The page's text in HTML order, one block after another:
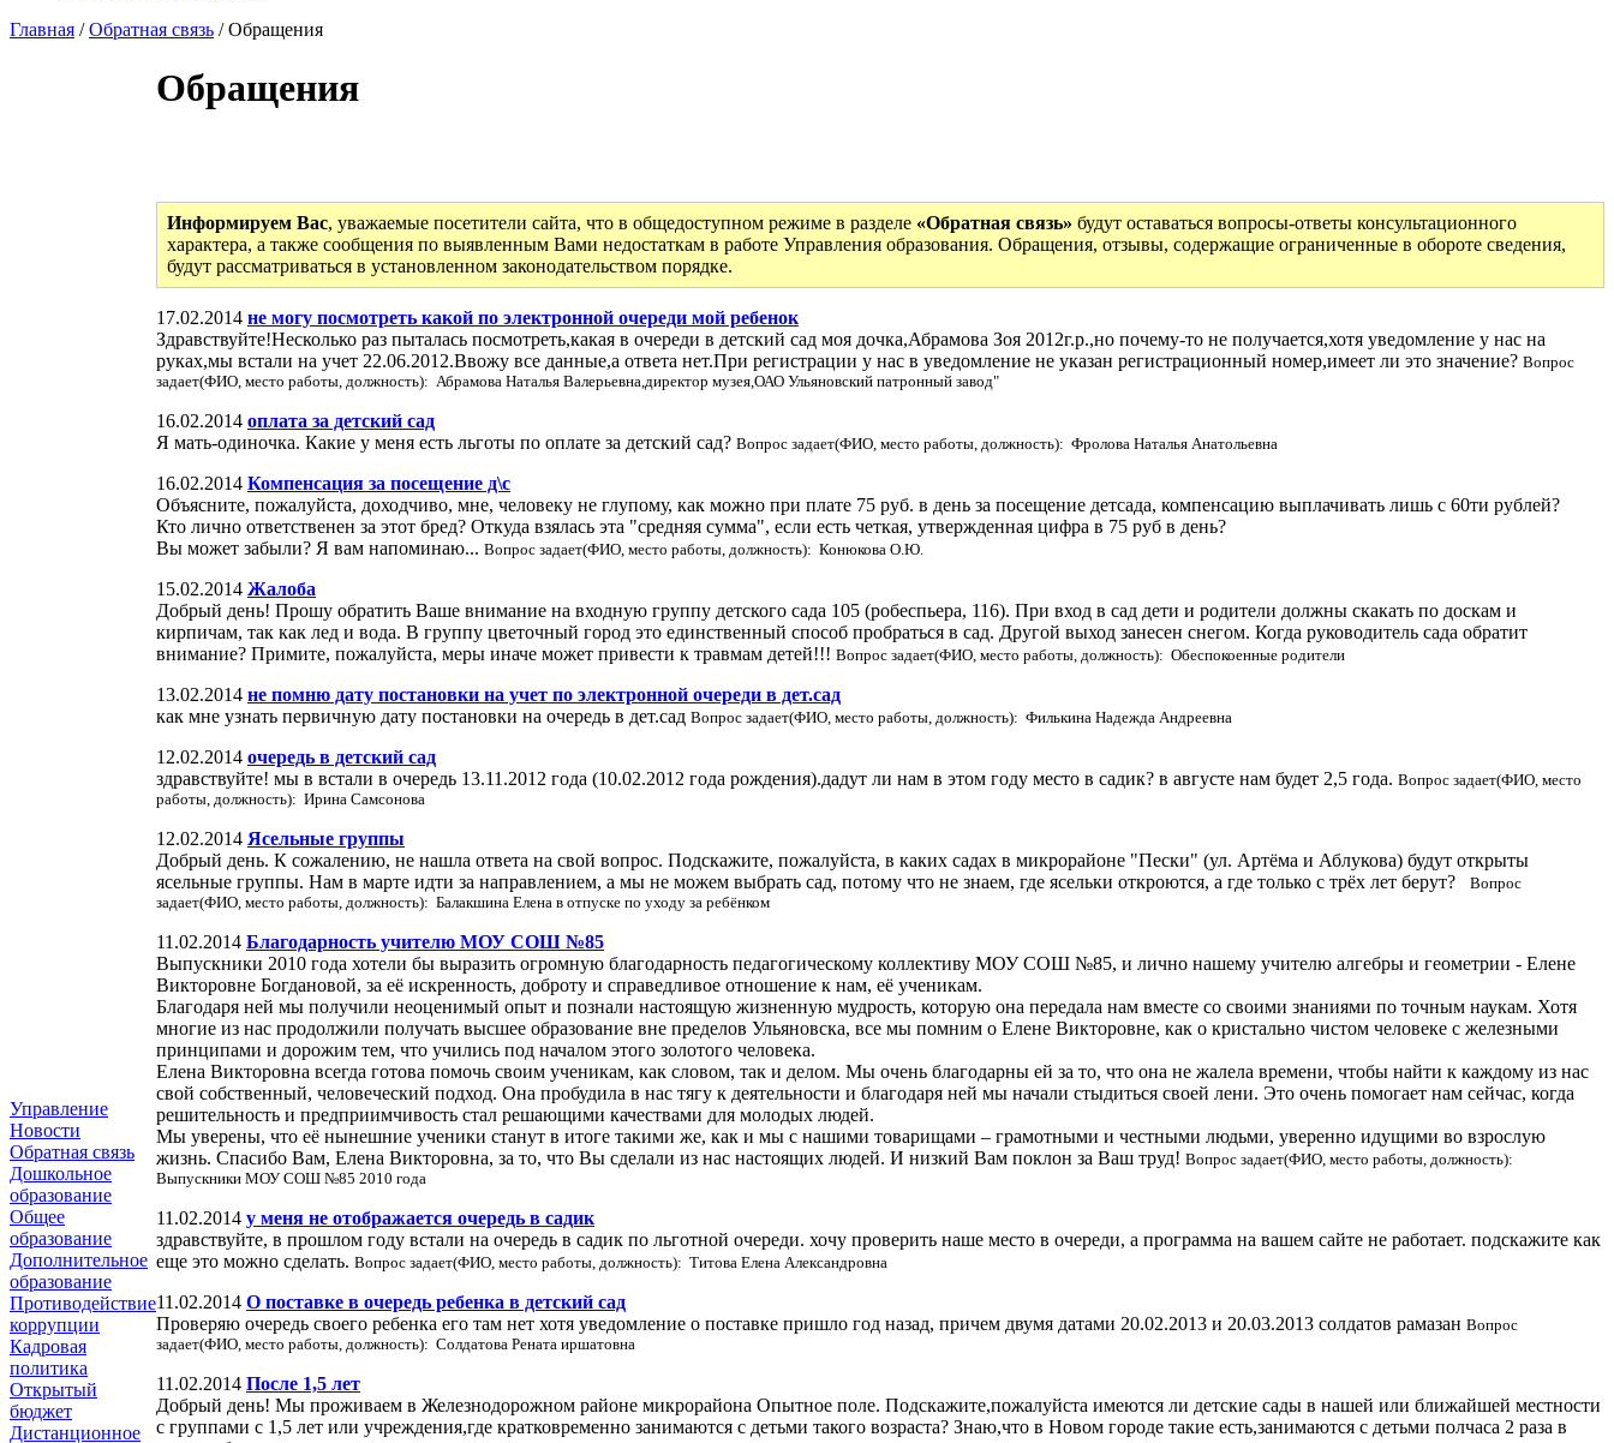
Главная /Обратная связь / Обращения
Управление
Новости
Обратная связь
Дошкольное
образование
Общее
образование
Дополнительное
образование
Противодействие
коррупции
Кадровая
политика
Открытый
бюджет
Дистанционное
Обращения
Информируем Вас, уважаемые посетители сайта, что в общедоступном режиме в разделе «Обратная связь» будут оставаться вопросы-ответы консультационного
характера, а также сообщения по выявленным Вами недостаткам в работе Управления образования. Обращения, отзывы, содержащие ограниченные в обороте сведения,
будут рассматриваться в установленном законодательством порядке.
17.02.2014 не могу посмотреть какой по электронной очереди мой ребенок
Здравствуйте!Несколько раз пыталась посмотреть,какая в очереди в детский сад моя дочка,Абрамова Зоя 2012г.р.,но почему-то не получается,хотя уведомление у нас на
руках,мы встали на учет 22.06.2012.Ввожу все данные,а ответа нет.При регистрации у нас в уведомление не указан регистрационный номер,имеет ли это значение? Вопрос
задает(ФИО, место работы, должность): Абрамова Наталья Валерьевна,директор музея,ОАО Ульяновский патронный завод"
16.02.2014 оплата за детский сад
Я мать-одиночка. Какие у меня есть льготы по оплате за детский сад? Вопрос задает(ФИО, место работы, должность): Фролова Наталья Анатольевна
16.02.2014 Компенсация за посещение д\с
Объясните, пожалуйста, доходчиво, мне, человеку не глупому, как можно при плате 75 руб. в день за посещение детсада, компенсацию выплачивать лишь с 60ти рублей?
Кто лично ответственен за этот бред? Откуда взялась эта "средняя сумма", если есть четкая, утвержденная цифра в 75 руб в день?
Вы может забыли? Я вам напоминаю... Вопрос задает(ФИО, место работы, должность): Конюкова О.Ю.
15.02.2014 Жалоба
Добрый день! Прошу обратить Ваше внимание на входную группу детского сада 105 (робеспьера, 116). При вход в сад дети и родители должны скакать по доскам и
кирпичам, так как лед и вода. В группу цветочный город это единственный способ пробраться в сад. Другой выход занесен снегом. Когда руководитель сада обратит
внимание? Примите, пожалуйста, меры иначе может привести к травмам детей!!! Вопрос задает(ФИО, место работы, должность): Обеспокоенные родители
13.02.2014 не помню дату постановки на учет по электронной очереди в дет.сад
как мне узнать первичную дату постановки на очередь в дет.сад Вопрос задает(ФИО, место работы, должность): Филькина Надежда Андреевна
12.02.2014 очередь в детский сад
здравствуйте! мы в встали в очередь 13.11.2012 года (10.02.2012 года рождения).дадут ли нам в этом году место в садик? в августе нам будет 2,5 года. Вопрос задает(ФИО, место
работы, должность): Ирина Самсонова
12.02.2014 Ясельные группы
Добрый день. К сожалению, не нашла ответа на свой вопрос. Подскажите, пожалуйста, в каких садах в микрорайоне "Пески" (ул. Артёма и Аблукова) будут открыты
ясельные группы. Нам в марте идти за направлением, а мы не можем выбрать сад, потому что не знаем, где ясельки откроются, а где только с трёх лет берут? Вопрос
задает(ФИО, место работы, должность): Балакшина Елена в отпуске по уходу за ребёнком
11.02.2014 Благодарность учителю МОУ СОШ №85
Выпускники 2010 года хотели бы выразить огромную благодарность педагогическому коллективу МОУ СОШ №85, и лично нашему учителю алгебры и геометрии - Елене
Викторовне Богдановой, за её искренность, доброту и справедливое отношение к нам, её ученикам.
Благодаря ней мы получили неоценимый опыт и познали настоящую жизненную мудрость, которую она передала нам вместе со своими знаниями по точным наукам. Хотя
многие из нас продолжили получать высшее образование вне пределов Ульяновска, все мы помним о Елене Викторовне, как о кристально чистом человеке с железными
принципами и дорожим тем, что учились под началом этого золотого человека.
Елена Викторовна всегда готова помочь своим ученикам, как словом, так и делом. Мы очень благодарны ей за то, что она не жалела времени, чтобы найти к каждому из нас
свой собственный, человеческий подход. Она пробудила в нас тягу к деятельности и благодаря ней мы начали стыдиться своей лени. Это очень помогает нам сейчас, когда
решительность и предприимчивость стал решающими качествами для молодых людей.
Мы уверены, что её нынешние ученики станут в итоге такими же, как и мы с нашими товарищами – грамотными и честными людьми, уверенно идущими во взрослую
жизнь. Спасибо Вам, Елена Викторовна, за то, что Вы сделали из нас настоящих людей. И низкий Вам поклон за Ваш труд! Вопрос задает(ФИО, место работы, должность):
Выпускники МОУ СОШ №85 2010 года
11.02.2014 у меня не отображается очередь в садик
здравствуйте, в прошлом году встали на очередь в садик по льготной очереди. хочу проверить наше место в очереди, а программа на вашем сайте не работает. подскажите как
еще это можно сделать. Вопрос задает(ФИО, место работы, должность): Титова Елена Александровна
11.02.2014 О поставке в очередь ребенка в детский сад
Проверяю очередь своего ребенка его там нет хотя уведомление о поставке пришло год назад, причем двумя датами 20.02.2013 и 20.03.2013 солдатов рамазан Вопрос
задает(ФИО, место работы, должность): Солдатова Рената иршатовна
11.02.2014 После 1,5 лет
Добрый день! Мы проживаем в Железнодорожном районе микрорайона Опытное поле. Подскажите,пожалуйста имеются ли детские сады в нашей или ближайшей местности
с группами с 1,5 лет или учреждения,где кратковременно занимаются с детьми такого возраста? Знаю,что в Новом городе такие есть,занимаются с детьми полчаса 2 раза в